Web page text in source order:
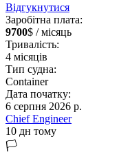
Відгукнутися
Заробітна плата:
9700$ / місяць
Тривалість:
4 місяців
Тип судна:
Container
Дата початку:
6 серпня 2026 р.
Chief Engineer
10 дн тому
🏳️